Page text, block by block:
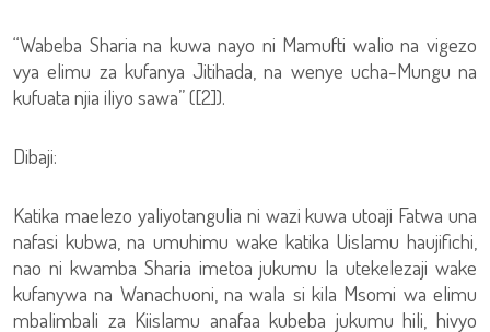
“Wabeba Sharia na kuwa nayo ni Mamufti walio na vigezo
vya elimu za kufanya Jitihada, na wenye ucha-Mungu na
kufuata njia iliyo sawa” ([2]).
Dibaji:
Katika maelezo yaliyotangulia ni wazi kuwa utoaji Fatwa una
nafasi kubwa, na umuhimu wake katika Uislamu haujifichi,
nao ni kwamba Sharia imetoa jukumu la utekelezaji wake
kufanywa na Wanachuoni, na wala si kila Msomi wa elimu
mbalimbali za Kiislamu anafaa kubeba jukumu hili, hivyo